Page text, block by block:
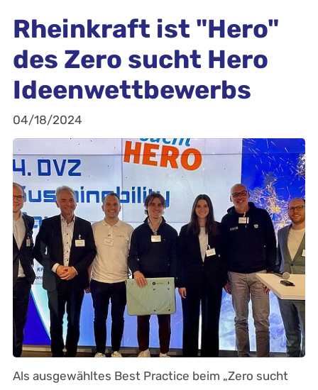
Rheinkraft ist "Hero"
des Zero sucht Hero
Ideenwettbewerbs
04/18/2024
Als ausgewähltes Best Practice beim „Zero sucht